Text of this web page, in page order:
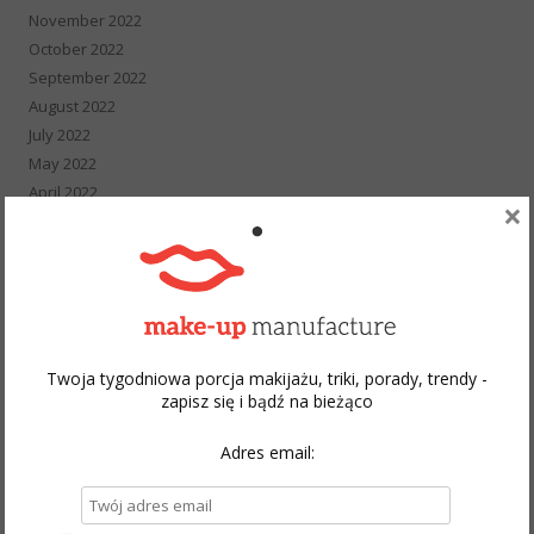
November 2022
October 2022
September 2022
August 2022
July 2022
May 2022
April 2022
September 2021
May 2021
Twoja tygodniowa porcja makijażu, triki, porady, trendy -
zapisz się i bądź na bieżąco
Adres email:
×